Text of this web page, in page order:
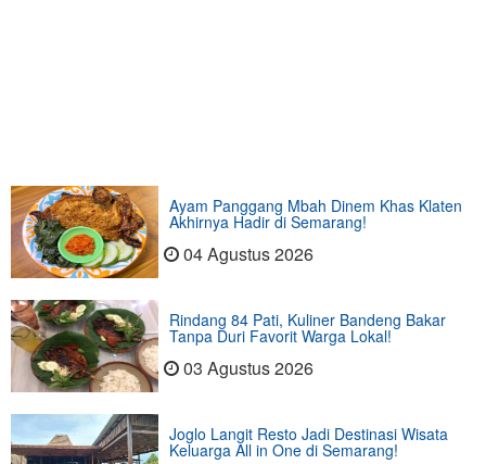
Ayam Panggang Mbah Dinem Khas Klaten
Akhirnya Hadir di Semarang!
04 Agustus 2026
Rindang 84 Pati, Kuliner Bandeng Bakar
Tanpa Duri Favorit Warga Lokal!
03 Agustus 2026
Joglo Langit Resto Jadi Destinasi Wisata
Keluarga All in One di Semarang!